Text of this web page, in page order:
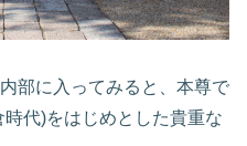
部に入ってみると、本尊で
代)をはじめとした貴重な